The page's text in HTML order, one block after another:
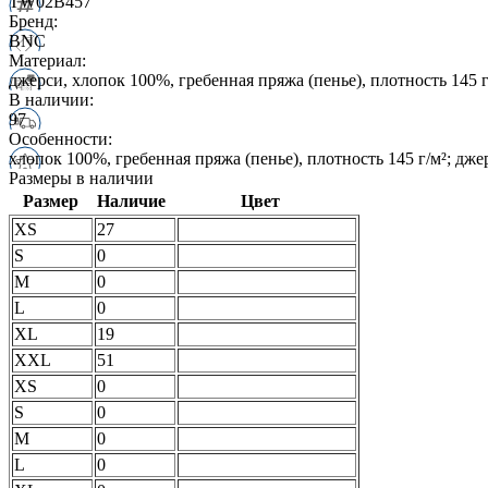
Бренд:
BNC
Материал:
джерси, хлопок 100%, гребенная пряжа (пенье), плотность 145
В наличии:
97
Особенности:
хлопок 100%, гребенная пряжа (пенье), плотность 145 г/м²;
Размеры в наличии
Размер
Наличие
Цвет
XS
27
S
0
M
0
L
0
XL
19
XXL
51
XS
0
S
0
M
0
L
0